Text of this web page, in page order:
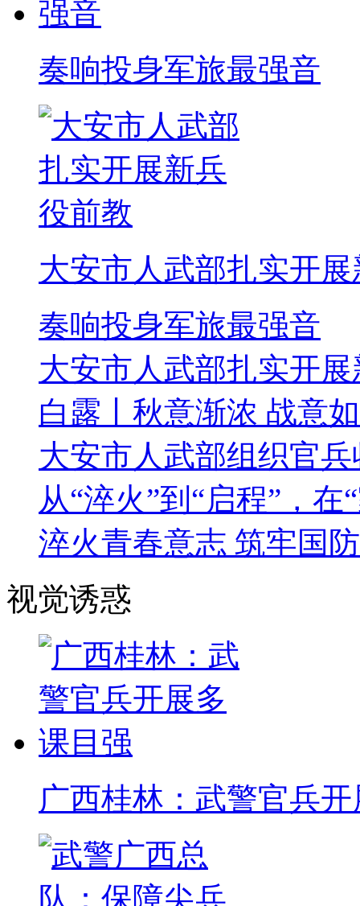
奏响投身军旅最强音
大安市人武部扎实开
奏响投身军旅最强音
大安市人武部扎实开
白露丨秋意渐浓 战意
大安市人武部组织官
从“淬火”到“启程”，在
淬火青春意志 筑牢国
视觉诱惑
广西桂林：武警官兵